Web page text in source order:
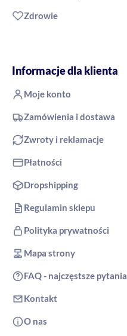
Zdrowie
Informacje dla klienta
Moje konto
Zamówienia i dostawa
Zwroty i reklamacje
Płatności
Dropshipping
Regulamin sklepu
Polityka prywatności
Mapa strony
FAQ - najczęstsze pytania
Kontakt
O nas